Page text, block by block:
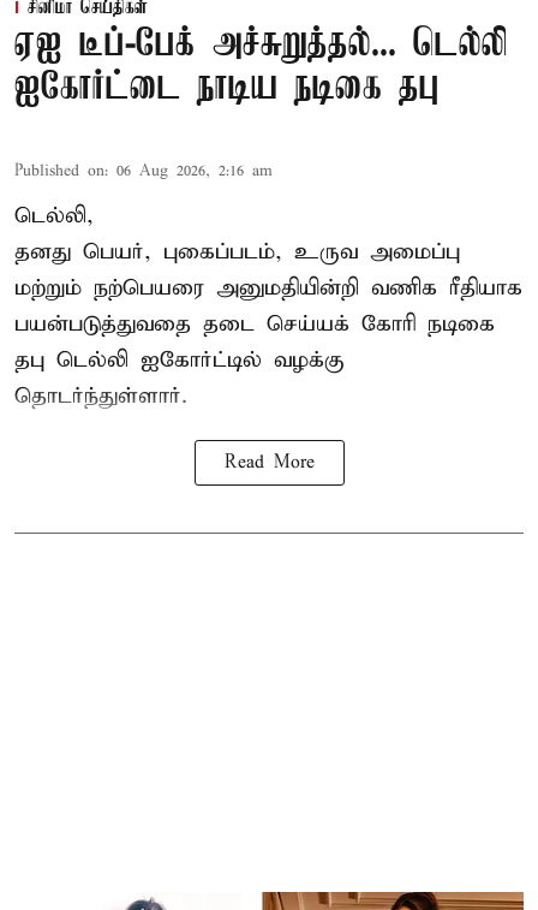
சினிமா செய்திகள்
ஏஐ டீப்-பேக் அச்சுறுத்தல்... டெல்லி
ஐகோர்ட்டை நாடிய நடிகை தபு
Published on: 06 Aug 2026, 2:16 am
டெல்லி,
தனது பெயர், புகைப்படம், உருவ அமைப்பு
மற்றும் நற்பெயரை அனுமதியின்றி வணிக ரீதியாக
பயன்படுத்துவதை தடை செய்யக் கோரி நடிகை
தபு டெல்லி ஐகோர்ட்டில் வழக்கு
தொடர்ந்துள்ளார்.
Read More